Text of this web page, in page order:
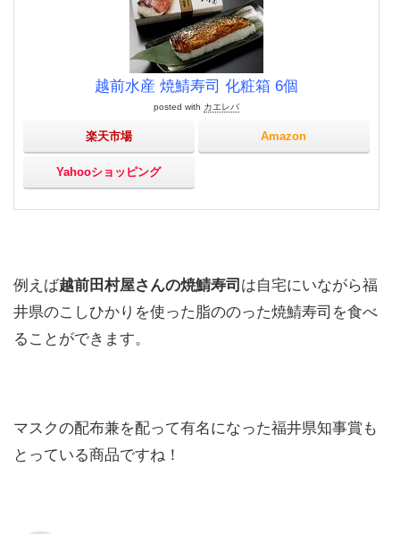
越前水産 焼鯖寿司 化粧箱 6個
posted with カエレバ
楽天市場 Amazon
Yahooショッピング
例えば越前田村屋さんの焼鯖寿司 は自宅にいながら福
井県のこしひかりを使った脂ののった焼鯖寿司を食べ
ることができます。
マスクの配布兼を配って有名になった福井県知事賞も
とっている商品ですね！